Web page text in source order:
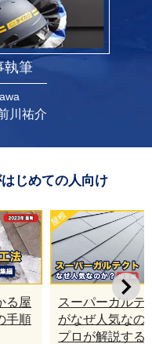
事などから、職人さ
ことができました。
出窓のサッシ周りに
ること以外の気にな
かり耳を傾け、その
番汚
我が家が、施工後は
が経てば
の職人さんの知識や
工をしていただき、
りがとうございまし
執筆
川祐介
じめての人向け
る屋
手順
スーパーガルテ
がなぜ人気なの
プロが解説する